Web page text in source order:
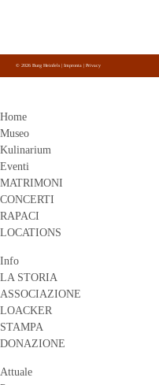
su Facebook, Instagram e Youtube.
© 2026 Burg Heinfels | Impronta | Privacy
Home
Museo
Kulinarium
Eventi
MATRIMONI
CONCERTI
RAPACI
LOCATIONS
Info
LA STORIA
ASSOCIAZIONE
LOACKER
STAMPA
DONAZIONE
Attuale